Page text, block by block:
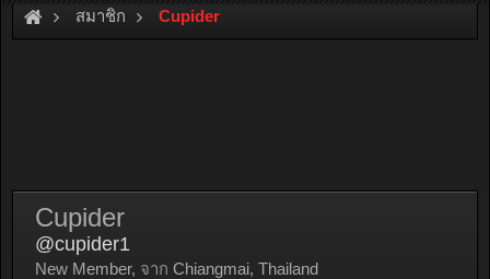
สมาชิก Cupider
Cupider
@cupider1
New Member, จาก Chiangmai, Thailand